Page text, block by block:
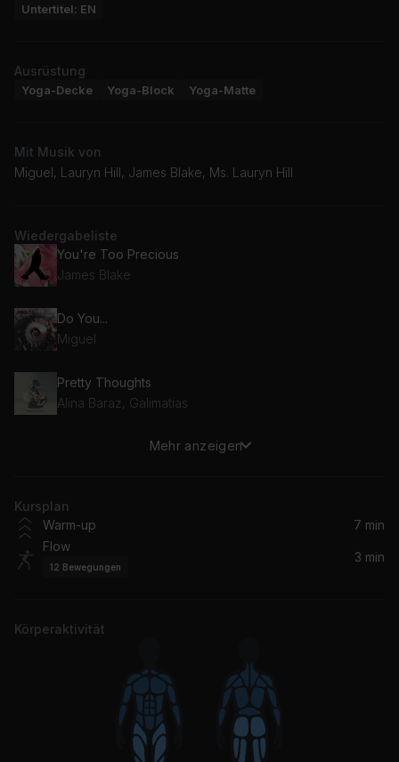
Untertitel: EN
Ausrüstung
Yoga-Decke Yoga-Block Yoga-Matte
Mit Musik von
Miguel, Lauryn Hill, James Blake, Ms. Lauryn Hill
Wiedergabeliste
You're Too Precious
James Blake
Do You...
Miguel
Pretty Thoughts
Alina Baraz, Galimatias
Nothing Even Matters (feat. D'Angelo)
Mehr anzeigen
Kursplan
Warm-up
7 min
Flow
12 Bewegungen
3 min
Körperaktivität